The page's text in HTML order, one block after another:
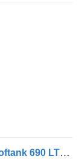
Топливный бак DAF 1945569 Brandstoftank 690 LTR 19995X675X580 ALS Nieuw для грузовика